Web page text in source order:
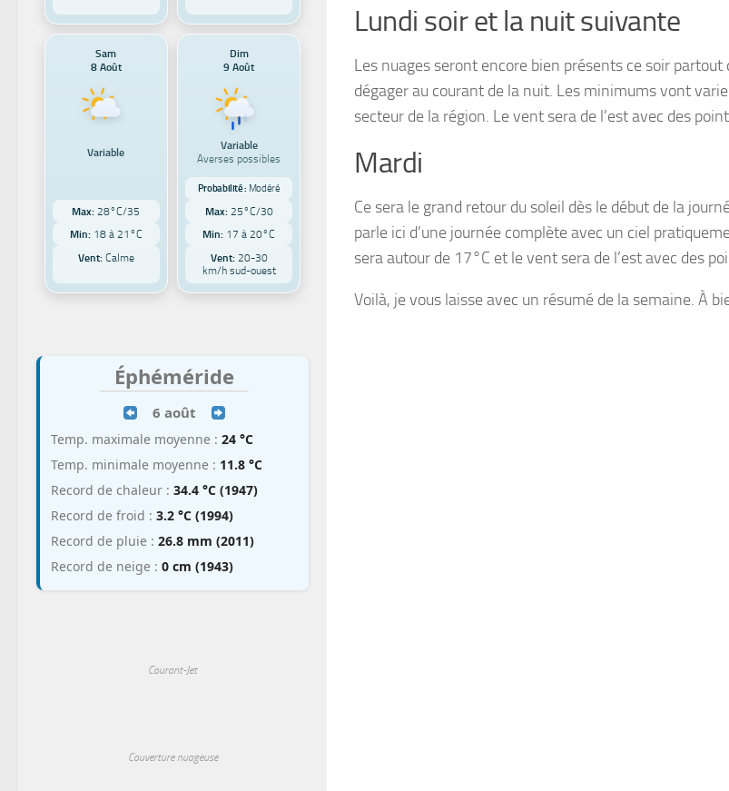
Lundi soir et la nuit suivante
Les nuages seront encore bien présents ce soir
dégager au courant de la nuit. Les minimums vont
secteur de la région. Le vent sera de l’est avec des
Mardi
Ce sera le grand retour du soleil dès le début de la
parle ici d’une journée complète avec un ciel
sera autour de 17°C et le vent sera de l’est avec des
Voilà, je vous laisse avec un résumé de la semaine. À
Sam
8 Août
Variable
Max: 28°C/35
Min: 18 à 21°C
Vent:Calme
Dim
9 Août
Variable
Averses possibles
Probabilité : Modéré
Max: 25°C/30
Min: 17 à 20°C
Vent:20-30
km/h sud-ouest
Éphéméride
6 août
Temp. maximale moyenne : 24 °C
Temp. minimale moyenne : 11.8 °C
Record de chaleur : 34.4 °C (1947)
Record de froid : 3.2 °C (1994)
Record de pluie : 26.8 mm (2011)
Record de neige : 0 cm (1943)
Courant-Jet
Couverture nuageuse